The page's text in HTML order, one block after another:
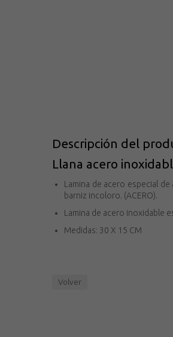
Descripción del
Llana acero
Lamina de acero especial
barniz incoloro. (ACERO).
Lamina de acero inoxidable
Medidas: 30 X 15 CM
Volver